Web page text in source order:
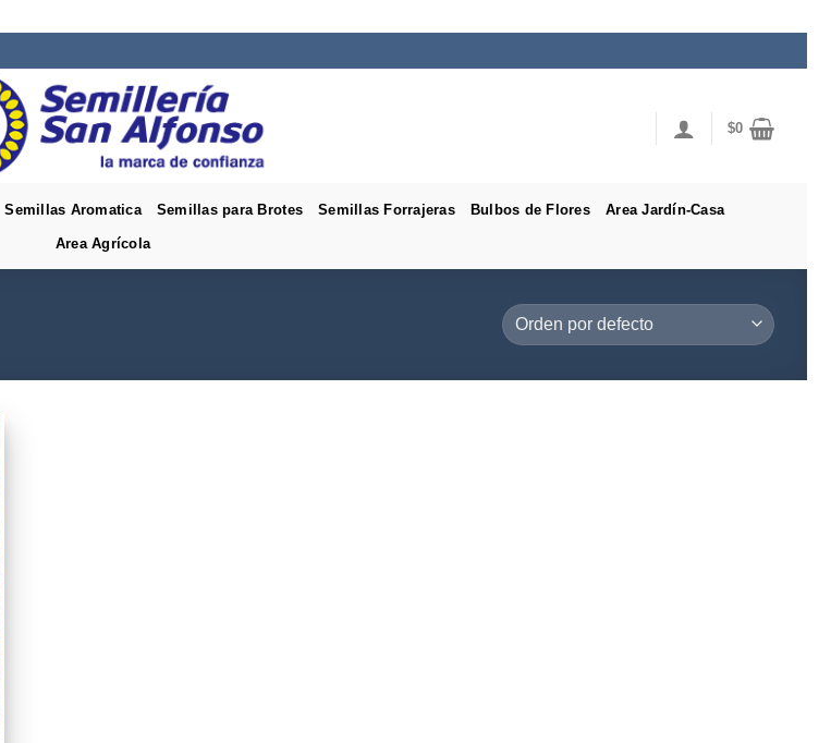
$0
Semillas Aromatica Semillas para Brotes Semillas Forrajeras Bulbos de Flores Area Jardín-Casa
Area Agrícola